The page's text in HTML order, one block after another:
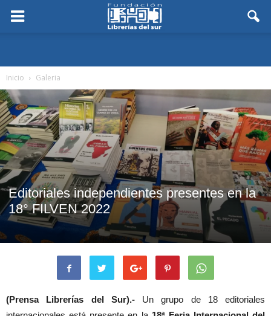
Inicio Galeria
Editoriales independientes presentes en la
18° FILVEN 2022
(Prensa Librerías del Sur).- Un grupo de 18 editoriales